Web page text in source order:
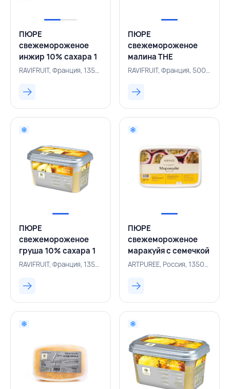
ПЮРЕ
свежемороженое
инжир 10% сахара 1
кг,RAVIFRUIT,ФРАНЦИЯRAVIFRUIT, Франция, 135000197
ПЮРЕ
свежемороженое
малина THE
ESSENTIALS 10%
RAVIFRUIT, ФРАНЦИЯ
RAVIFRUIT, Франция, 500003495
ПЮРЕ
свежемороженое
груша 10% сахара 1
кг,RAVIFRUIT,ФРАНЦИЯRAVIFRUIT, Франция, 135000156
ПЮРЕ
свежемороженое
маракуйя с семечкой
10% сахара 1 кг,
ARTPUREE, Россия, 135000264